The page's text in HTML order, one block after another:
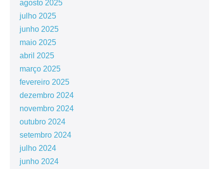
agosto 2025
julho 2025
junho 2025
maio 2025
abril 2025
março 2025
fevereiro 2025
dezembro 2024
novembro 2024
outubro 2024
setembro 2024
julho 2024
junho 2024